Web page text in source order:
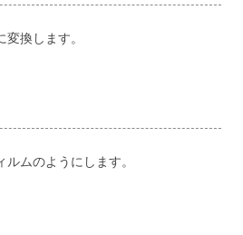
換します。
ムのようにします。